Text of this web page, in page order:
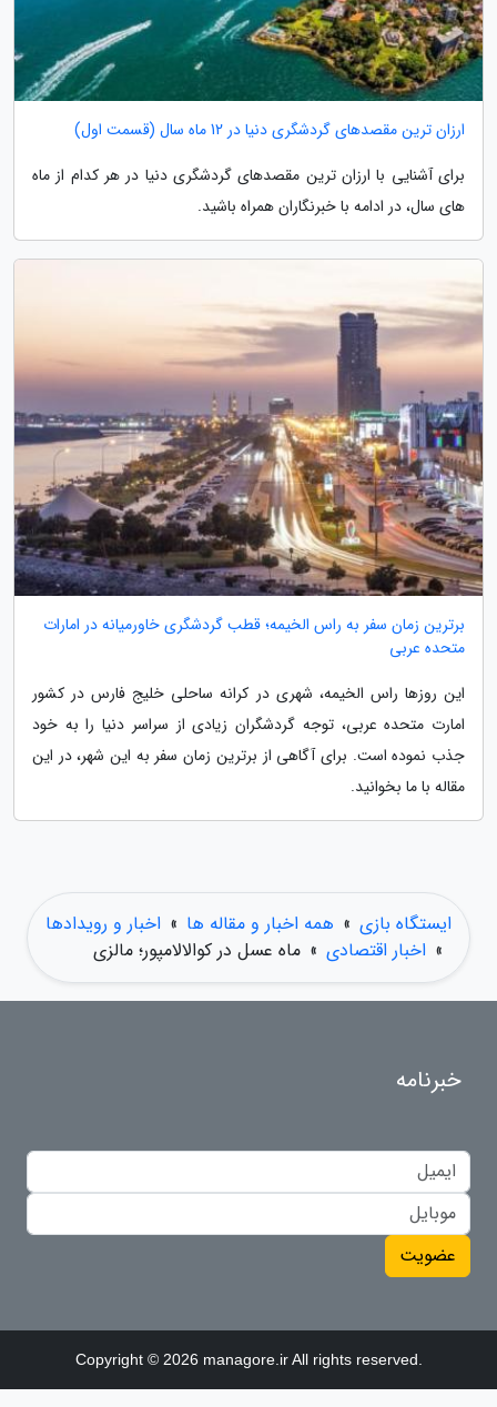
ارزان ترین مقصدهای گردشگری دنیا در 12 ماه سال (قسمت اول)
برای آشنایی با ارزان ترین مقصدهای گردشگری دنیا در هر کدام از ماه
های سال، در ادامه با خبرنگاران همراه باشید.
برترین زمان سفر به راس الخیمه؛ قطب گردشگری خاورمیانه در امارات
متحده عربی
این روزها راس الخیمه، شهری در کرانه ساحلی خلیج فارس در کشور
امارت متحده عربی، توجه گردشگران زیادی از سراسر دنیا را به خود
جذب نموده است. برای آگاهی از برترین زمان سفر به این شهر، در این
مقاله با ما بخوانید.
ایستگاه بازی » همه اخبار و مقاله ها » اخبار و رویدادها
» اخبار اقتصادی » ماه عسل در کوالالامپور؛ مالزی
خبرنامه
عضویت
Copyright © 2026 managore.ir All rights reserved.